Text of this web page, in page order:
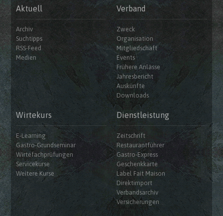
Aktuell
Archiv
Suchtipps
RSS-Feed
Medien
Verband
Zweck
Organisation
Mitgliedschaft
Events
Frühere Anlässe
Jahresbericht
Auskünfte
Downloads
Wirtekurs
E-Learning
Gastro-Grundseminar
Wirtefachprüfungen
Servicekurse
Weitere Kurse
Dienstleistung
Zeitschrift
Restaurantführer
Gastro-Express
Geschenkkarte
Label Fait Maison
Direktimport
Verbandsarchiv
Versicherungen